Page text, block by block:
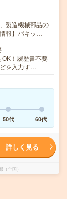
製造機械部品の
報】パキッ…
！履歴書不要
を入力す…
50代 60代
詳しく見る
全国）